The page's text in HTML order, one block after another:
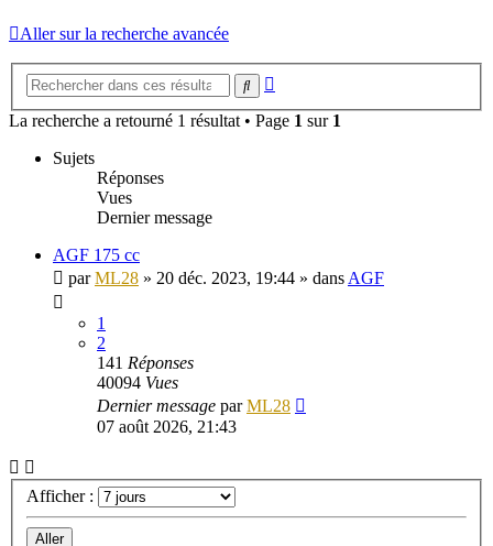
Aller sur la recherche avancée
Rechercher
La recherche a retourné 1 résultat • Page 1 sur 1
Sujets
Réponses
Vues
Dernier message
AGF 175 cc
parML28 » 20 déc. 2023, 19:44 » dans AGF
1
2
141 Réponses
40094 Vues
Dernier message parML28
07 août 2026, 21:43
Afficher :